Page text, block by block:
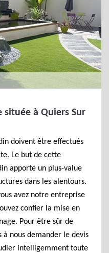
située à Quiers Sur
doivent être effectués
Le but de cette
apporte un plus-value
dans les alentours.
avez notre entreprise
confier la mise en
Pour être sûr de
à nous demander le devis
intelligemment toute